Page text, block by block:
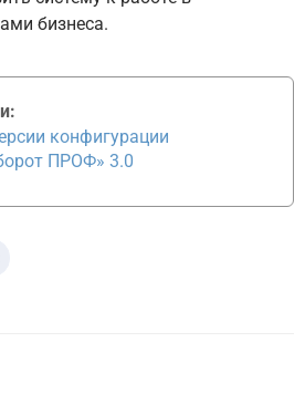
бизнеса.
конфигурации
ПРОФ» 3.0